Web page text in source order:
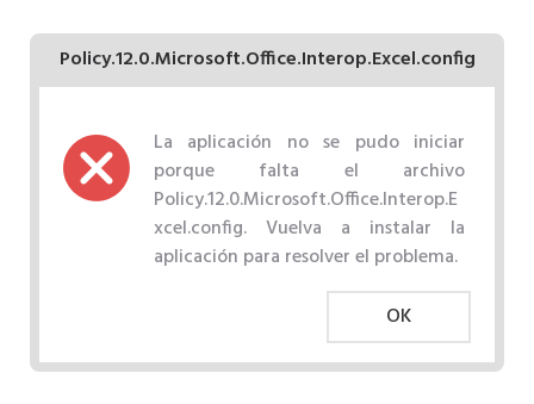
Policy.12.0.Microsoft.Office.Interop.Excel.config
La aplicación no se pudo iniciar
porque falta el archivo
Policy.12.0.Microsoft.Office.Interop.E
xcel.config. Vuelva a instalar la
aplicación para resolver el problema.
OK